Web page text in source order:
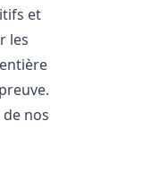
et
les
nos